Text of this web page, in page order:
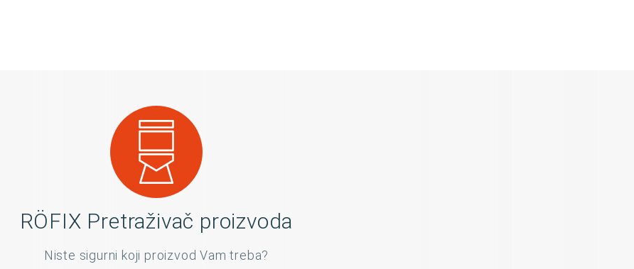
RÖFIX Pretraživač proizvoda
Niste sigurni koji proizvod Vam treba?